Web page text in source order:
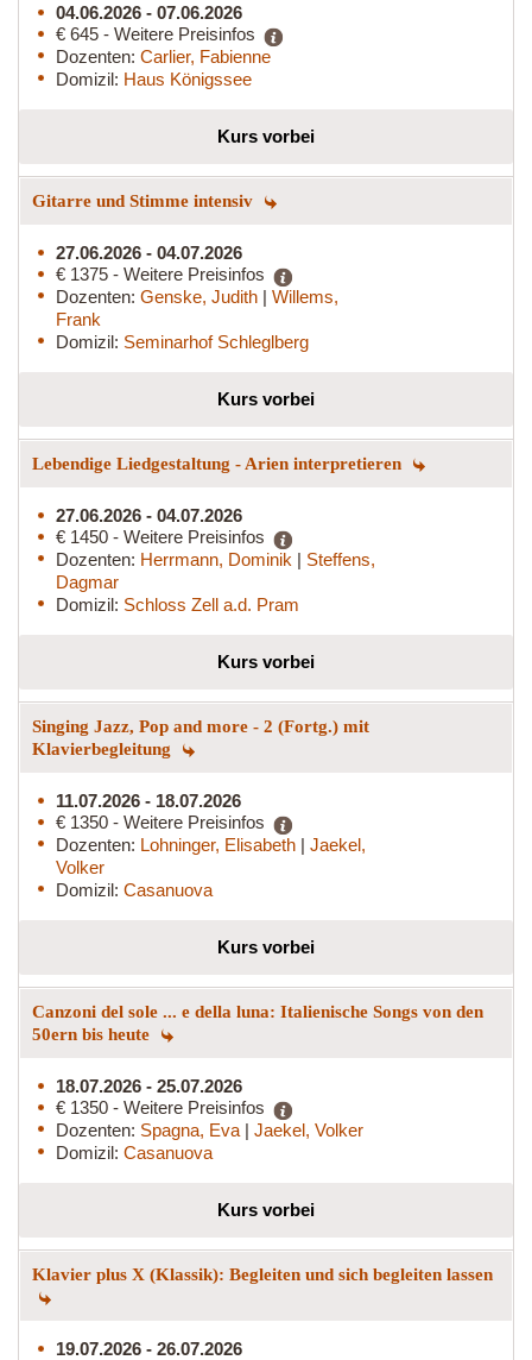
04.06.2026 - 07.06.2026
€ 645 - Weitere Preisinfos
Dozenten: Carlier, Fabienne
Domizil: Haus Königssee
Kurs vorbei
Gitarre und Stimme intensiv
27.06.2026 - 04.07.2026
€ 1375 - Weitere Preisinfos
Dozenten: Genske, Judith | Willems,
Frank
Domizil: Seminarhof Schleglberg
Kurs vorbei
Lebendige Liedgestaltung - Arien interpretieren
27.06.2026 - 04.07.2026
€ 1450 - Weitere Preisinfos
Dozenten: Herrmann, Dominik | Steffens,
Dagmar
Domizil: Schloss Zell a.d. Pram
Kurs vorbei
Singing Jazz, Pop and more - 2 (Fortg.) mit
Klavierbegleitung
11.07.2026 - 18.07.2026
€ 1350 - Weitere Preisinfos
Dozenten: Lohninger, Elisabeth | Jaekel,
Volker
Domizil: Casanuova
Kurs vorbei
Canzoni del sole ... e della luna: Italienische Songs von den
50ern bis heute
18.07.2026 - 25.07.2026
€ 1350 - Weitere Preisinfos
Dozenten: Spagna, Eva | Jaekel, Volker
Domizil: Casanuova
Kurs vorbei
Klavier plus X (Klassik): Begleiten und sich begleiten lassen
19.07.2026 - 26.07.2026